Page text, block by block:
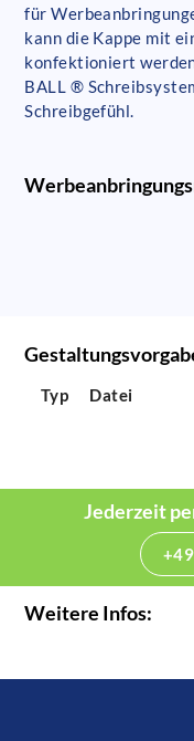
für
kann die Kappe mit
konfektioniert
BALL ®
Schreibgefühl.
Typ Datei
Jederzeit
Weitere Infos: